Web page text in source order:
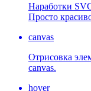
Наработки
Просто
canvas
Отрисовка
canvas.
hover